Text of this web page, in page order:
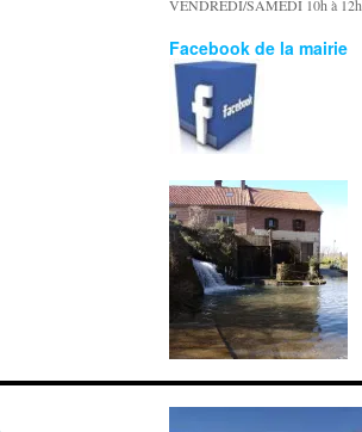
VENDREDI/SAMEDI 10h à 12h
Facebook de la mairie